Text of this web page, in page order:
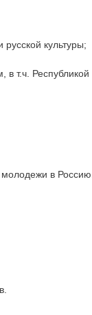
культуры;
т.ч.
молодежи в